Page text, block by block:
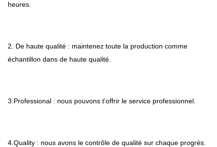
heures.
2. De haute qualité : maintenez toute la production comme
échantillon dans de haute qualité.
3.Professional : nous pouvons t'offrir le service professionnel.
4.Quality : nous avons le contrôle de qualité sur chaque progrès.